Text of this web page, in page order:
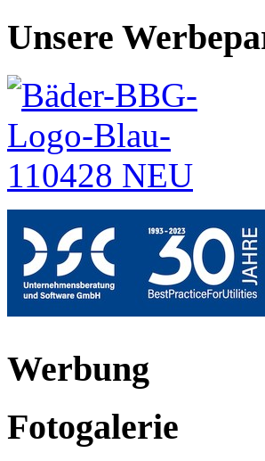
Unsere
Werbung
Fotogalerie